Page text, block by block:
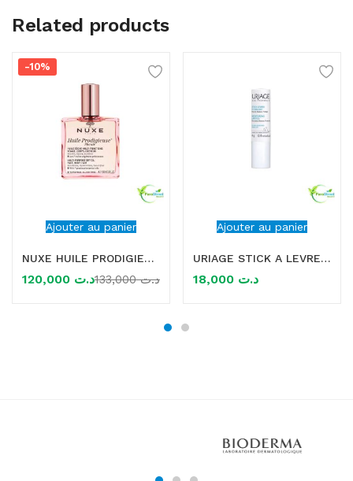
Related products
Ajouter au panier
-10%
NUXE HUILE PRODIGIEUSE FLORALE 100ml
د.ت د.ت133,000
Ajouter au panier
URIAGE STICK A LEVRES 4G
د.ت